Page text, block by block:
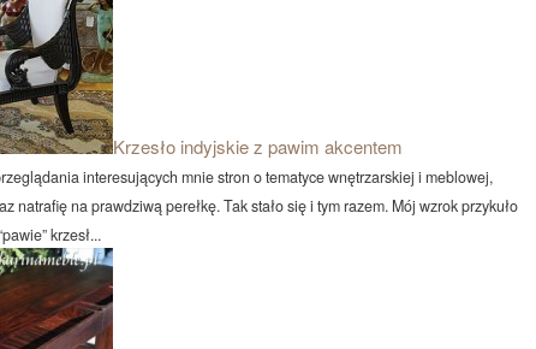
Krzesło indyjskie z pawim akcentem
interesujących mnie stron o tematyce wnętrzarskiej i meblowej,
natrafię na prawdziwą perełkę. Tak stało się i tym razem. Mój wzrok przykuło
krzesł...